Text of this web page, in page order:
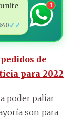
✓✓
1
de
para 2022
poder paliar
son para